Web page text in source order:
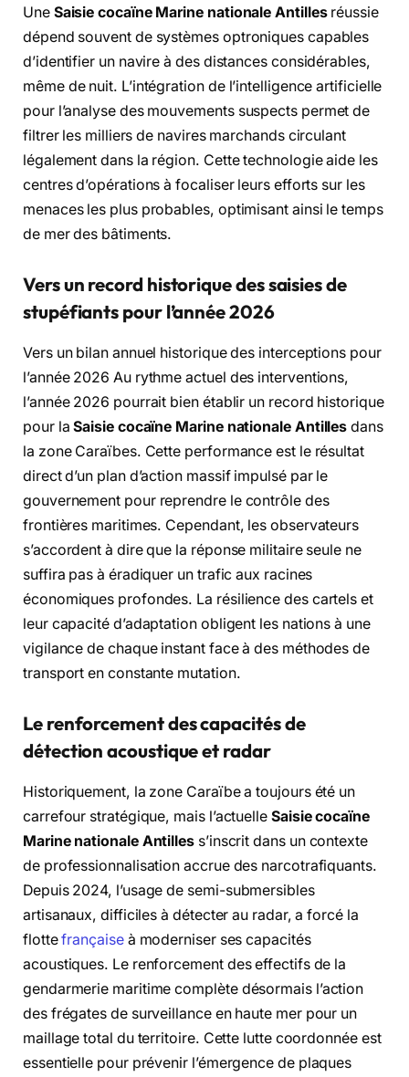
Une Saisie cocaïne Marine nationale Antillesréussie
dépend souvent de systèmes optroniques capables
d’identifier un navire à des distances considérables,
même de nuit. L’intégration de l’intelligence artificielle
pour l’analyse des mouvements suspects permet de
filtrer les milliers de navires marchands circulant
légalement dans la région. Cette technologie aide les
centres d’opérations à focaliser leurs efforts sur les
menaces les plus probables, optimisant ainsi le temps
de mer des bâtiments.
Vers un record historique des saisies de
stupéfiants pour l’année 2026
Vers un bilan annuel historique des interceptions pour
l’année 2026 Au rythme actuel des interventions,
l’année 2026 pourrait bien établir un record historique
pour laSaisie cocaïne Marine nationale Antilles dans
la zone Caraïbes. Cette performance est le résultat
direct d’un plan d’action massif impulsé par le
gouvernement pour reprendre le contrôle des
frontières maritimes. Cependant, les observateurs
s’accordent à dire que la réponse militaire seule ne
suffira pas à éradiquer un trafic aux racines
économiques profondes. La résilience des cartels et
leur capacité d’adaptation obligent les nations à une
vigilance de chaque instant face à des méthodes de
transport en constante mutation.
Le renforcement des capacités de
détection acoustique et radar
Historiquement, la zone Caraïbe a toujours été un
carrefour stratégique, mais l’actuelle Saisie cocaïne
Marine nationale Antilles s’inscrit dans un contexte
de professionnalisation accrue des narcotrafiquants.
Depuis 2024, l’usage de semi-submersibles
artisanaux, difficiles à détecter au radar, a forcé la
flottefrançaiseà moderniser ses capacités
acoustiques. Le renforcement des effectifs de la
gendarmerie maritime complète désormais l’action
des frégates de surveillance en haute mer pour un
maillage total du territoire. Cette lutte coordonnée est
essentielle pour prévenir l’émergence de plaques